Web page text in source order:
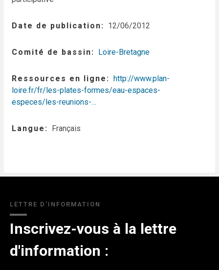
Date de publication 12/06/2012
Comité de bassin Loire-Bretagne
Ressources en ligne
http://www.plan-
loire.fr/fr/les-plates-formes/eau-espaces-
especes/les-reunions-…
Langue Français
LETTRE D'INFORMATION
Inscrivez-vous à la lettre
d'information :